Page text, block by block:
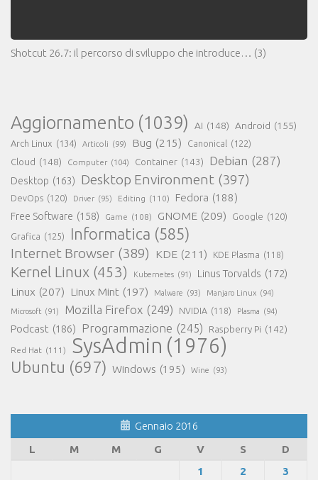
Shotcut 26.7: il percorso di sviluppo che introduce… (3)
Aggiornamento (1039) AI (148) Android (155)
Arch Linux (134) Articoli (99) Bug (215) Canonical (122)
Cloud (148) Computer (104) Container (143) Debian (287)
Desktop (163) Desktop Environment (397)
DevOps (120) Driver (95) Editing (110) Fedora (188)
Free Software (158) Game (108) GNOME (209) Google (120)
Grafica (125) Informatica (585)
Internet Browser (389) KDE (211) KDE Plasma (118)
Kernel Linux (453) Kubernetes (91) Linus Torvalds (172)
Linux (207) Linux Mint (197) Malware (93) Manjaro Linux (94)
Microsoft (91) Mozilla Firefox (249) NVIDIA (118) Plasma (94)
Podcast (186) Programmazione (245) Raspberry Pi (142)
Red Hat (111) SysAdmin (1976)
Ubuntu (697) Windows (195) Wine (93)
Gennaio 2016
L
M M G V S
D
1
2
3